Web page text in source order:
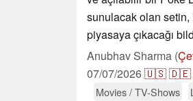
sunulacak olan
piyasaya çıkacağı
Anubhav Sharma (
07/07/2026🇺🇸🇩🇪
Movies / TV-Shows